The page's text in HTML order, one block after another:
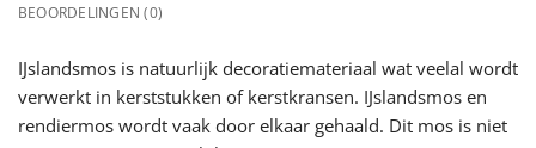
BEOORDELINGEN (0)
IJslandsmos is natuurlijk decoratiemateriaal wat veelal wordt
verwerkt in kerststukken of kerstkransen. IJslandsmos en
rendiermos wordt vaak door elkaar gehaald. Dit mos is niet